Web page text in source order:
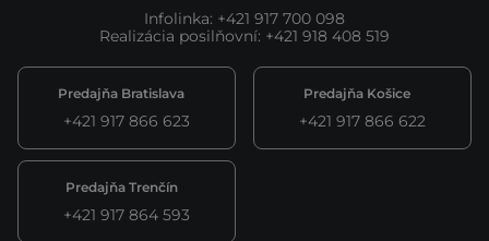
Infolinka: +421 917 700 098
Realizácia posilňovní: +421 918 408 519
Predajňa Bratislava
+421 917 866 623
Predajňa Košice
+421 917 866 622
Predajňa Trenčín
+421 917 864 593